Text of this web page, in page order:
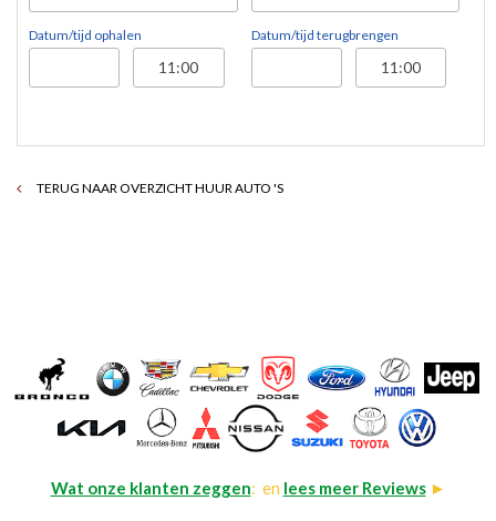
Datum/tijd ophalen Datum/tijd terugbrengen
TERUG NAAR OVERZICHT HUUR AUTO 'S
Wat onze klanten zeggen: en lees meer Reviews►